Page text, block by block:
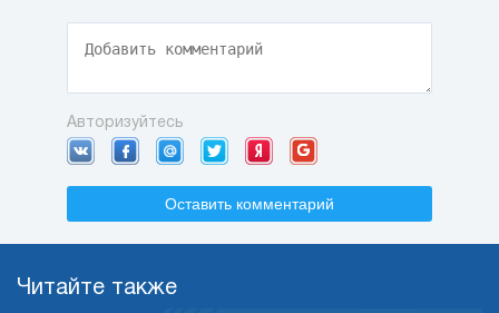
Авторизуйтесь
Оставить комментарий
Читайте также